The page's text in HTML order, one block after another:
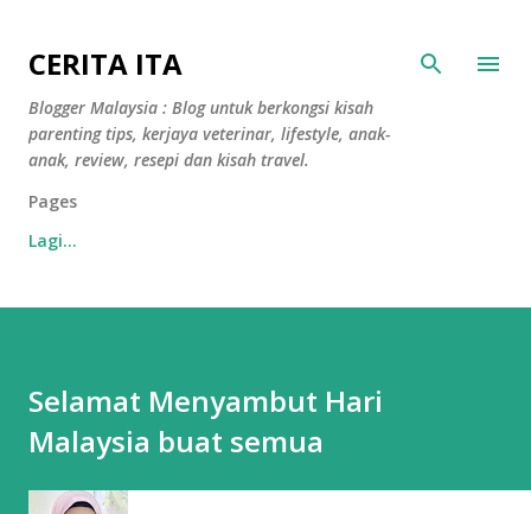
CERITA ITA
Blogger Malaysia : Blog untuk berkongsi kisah
parenting tips, kerjaya veterinar, lifestyle, anak-
anak, review, resepi dan kisah travel.
Pages
Lagi…
Selamat Menyambut Hari
Malaysia buat semua